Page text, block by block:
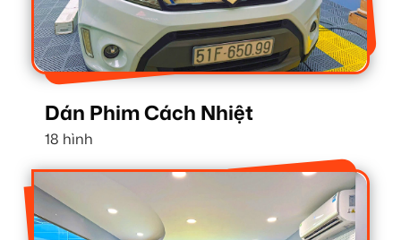
Dán Phim Cách Nhiệt
18 hình